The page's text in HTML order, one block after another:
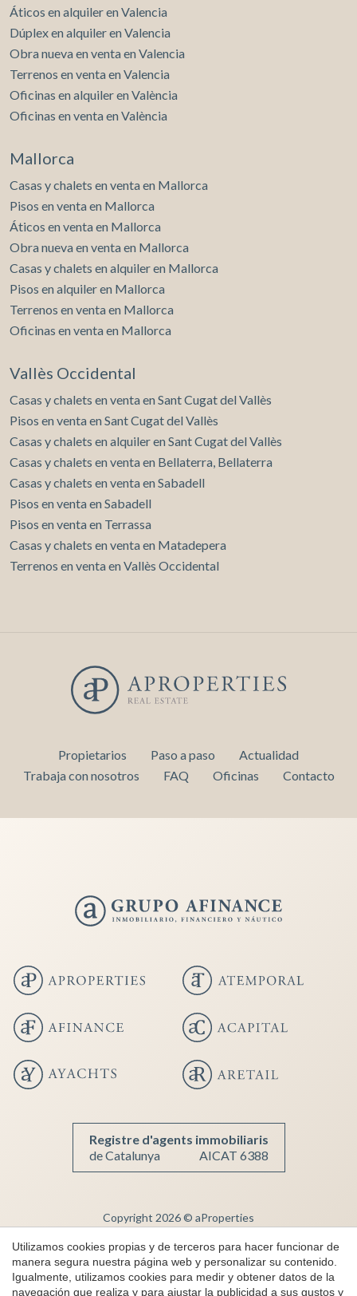
Áticos en alquiler en Valencia
Dúplex en alquiler en Valencia
Obra nueva en venta en Valencia
Terrenos en venta en Valencia
Oficinas en alquiler en València
Oficinas en venta en València
Mallorca
Casas y chalets en venta en Mallorca
Pisos en venta en Mallorca
Áticos en venta en Mallorca
Obra nueva en venta en Mallorca
Casas y chalets en alquiler en Mallorca
Pisos en alquiler en Mallorca
Terrenos en venta en Mallorca
Oficinas en venta en Mallorca
Vallès Occidental
Casas y chalets en venta en Sant Cugat del Vallès
Pisos en venta en Sant Cugat del Vallès
Casas y chalets en alquiler en Sant Cugat del Vallès
Casas y chalets en venta en Bellaterra, Bellaterra
Casas y chalets en venta en Sabadell
Pisos en venta en Sabadell
Pisos en venta en Terrassa
Casas y chalets en venta en Matadepera
Terrenos en venta en Vallès Occidental
Propietarios Paso a paso
Actualidad
Trabaja con nosotros
FAQ Oficinas Contacto
Registre d'agents immobiliaris
de Catalunya
AICAT 6388
Copyright 2026 © aProperties
Inmobiliaria de lujo
AICAT 6388
Aviso Legal
Utilizamos cookies propias y de terceros para hacer funcionar de
manera segura nuestra página web y personalizar su contenido.
Igualmente, utilizamos cookies para medir y obtener datos de la
navegación que realiza y para ajustar la publicidad a sus gustos y